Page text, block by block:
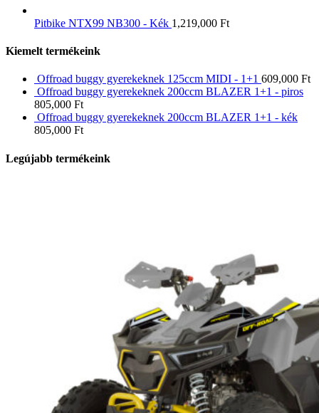
Pitbike NTX99 NB300 - Kék 1,219,000 Ft
Kiemelt termékeink
Offroad buggy gyerekeknek 125ccm MIDI - 1+1 609,000 Ft
Offroad buggy gyerekeknek 200ccm BLAZER 1+1 - piros
805,000 Ft
Offroad buggy gyerekeknek 200ccm BLAZER 1+1 - kék
805,000 Ft
Legújabb termékeink